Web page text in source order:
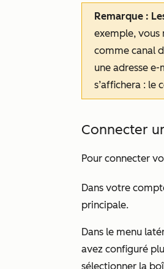
Remarque :
exemple, vous
comme canal
une adresse
s’affichera : le
Connecter
Pour connecter
Dans votre
principale.
Dans le menu
avez configuré
sélectionner la